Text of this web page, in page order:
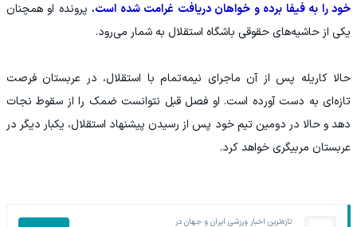
خود را به فیفا برده و خواهان دریافت غرامت شده است. پرونده او همچنان
یکی از حاشیه‌های حقوقی باشگاه استقلال به شمار می‌رود.
حالا کاریله پس از آن ماجرای نیمه‌تمام با استقلال، در عربستان فرصت
تازه‌ای به دست آورده است. او فصل قبل نتوانست ضمک را از سقوط نجات
دهد و حالا در دومین تیم خود پس از رسیدن پیشنهاد استقلال، یکبار دیگر در
عربستان مربیگری خواهد کرد.
تازه‌ترین اخبار ورزشی ایران و جهان در